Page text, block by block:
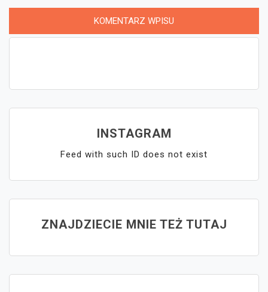
INSTAGRAM
Feed with such ID does not exist
ZNAJDZIECIE MNIE TEŻ TUTAJ